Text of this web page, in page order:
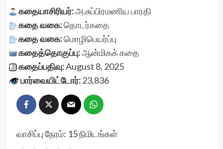
கதையாசிரியர்:அ.சுப்பிரமணிய பாரதி
கதை வகை:தொடர்கதை
கதை வகை:மொழிபெயர்ப்பு
கதைத்தொகுப்பு:ஆன்மிகக் கதை
கதைப்பதிவு:August 8, 2025
பார்வையிட்டோர்:23,836
வாசிப்பு நேரம்: 15நிமிடங்கள்